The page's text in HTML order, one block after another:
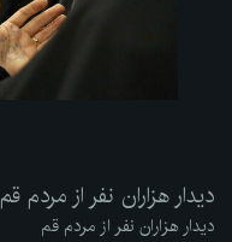
دیدار هزاران نفر از مردم قم
دیدار هزاران نفر از مردم قم